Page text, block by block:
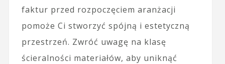
faktur przed rozpoczęciem aranżacji
pomoże Ci stworzyć spójną i estetyczną
przestrzeń. Zwróć uwagę na klasę
ścieralności materiałów, aby uniknąć